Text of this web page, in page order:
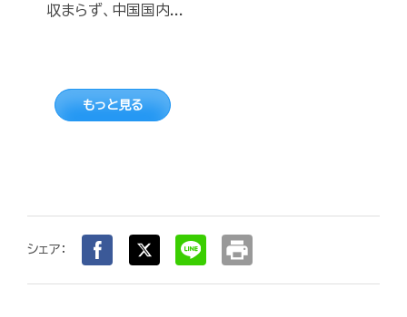
収まらず、中国国内...
もっと見る
シェア： print